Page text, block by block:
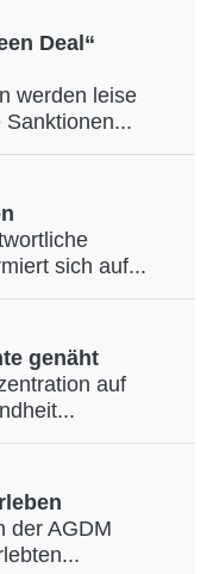
Deal“
werden leise
sich auf...
genäht
auf
der AGDM